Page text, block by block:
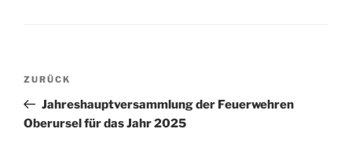
Beitragsnavigation
Vorheriger
Beitrag
ZURÜCK
Jahreshauptversammlung der Feuerwehren
Oberursel für das Jahr 2025